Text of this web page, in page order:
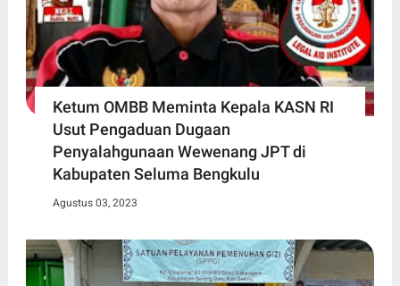
Ketum OMBB Meminta Kepala KASN RI
Usut Pengaduan Dugaan
Penyalahgunaan Wewenang JPT di
Kabupaten Seluma Bengkulu
Agustus 03, 2023